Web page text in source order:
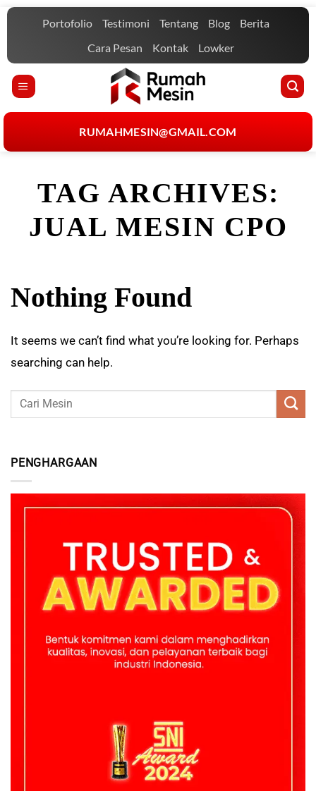
Skip
Portofolio Testimoni Tentang Blog
Berita
Cara Pesan
Kontak Lowker
RUMAHMESIN@GMAIL.COM
TAG ARCHIVES:
JUAL MESIN CPO
PENGHARGAAN
Nothing Found
It seems we can’t find what you’re looking for. Perhaps
searching can help.